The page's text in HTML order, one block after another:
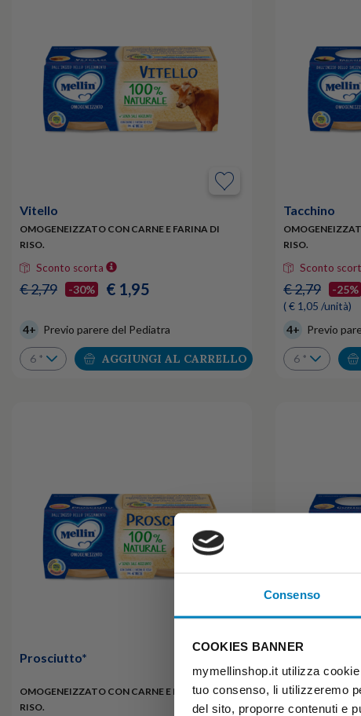
Consenso
COOKIES BANNER
mymellinshop.it utilizza
tuo consenso, li utilizzeremo
del sito, proporre contenuti e
Vitello
OMOGENEIZZATO CON CARNE E FARINA DI
RISO.
Sconto scorta
€ 2,79 -30% € 1,95
4+ Previo parere del Pediatra
AGGIUNGI AL CARRELLO
Tacchino
RISO.
Sconto
€ 2,79 -25%
( € 1,05 /unità)
4+ Previo
Prosciutto*
OMOGENEIZZATO CON CARNE E FARINA DI
RISO.
RISO.